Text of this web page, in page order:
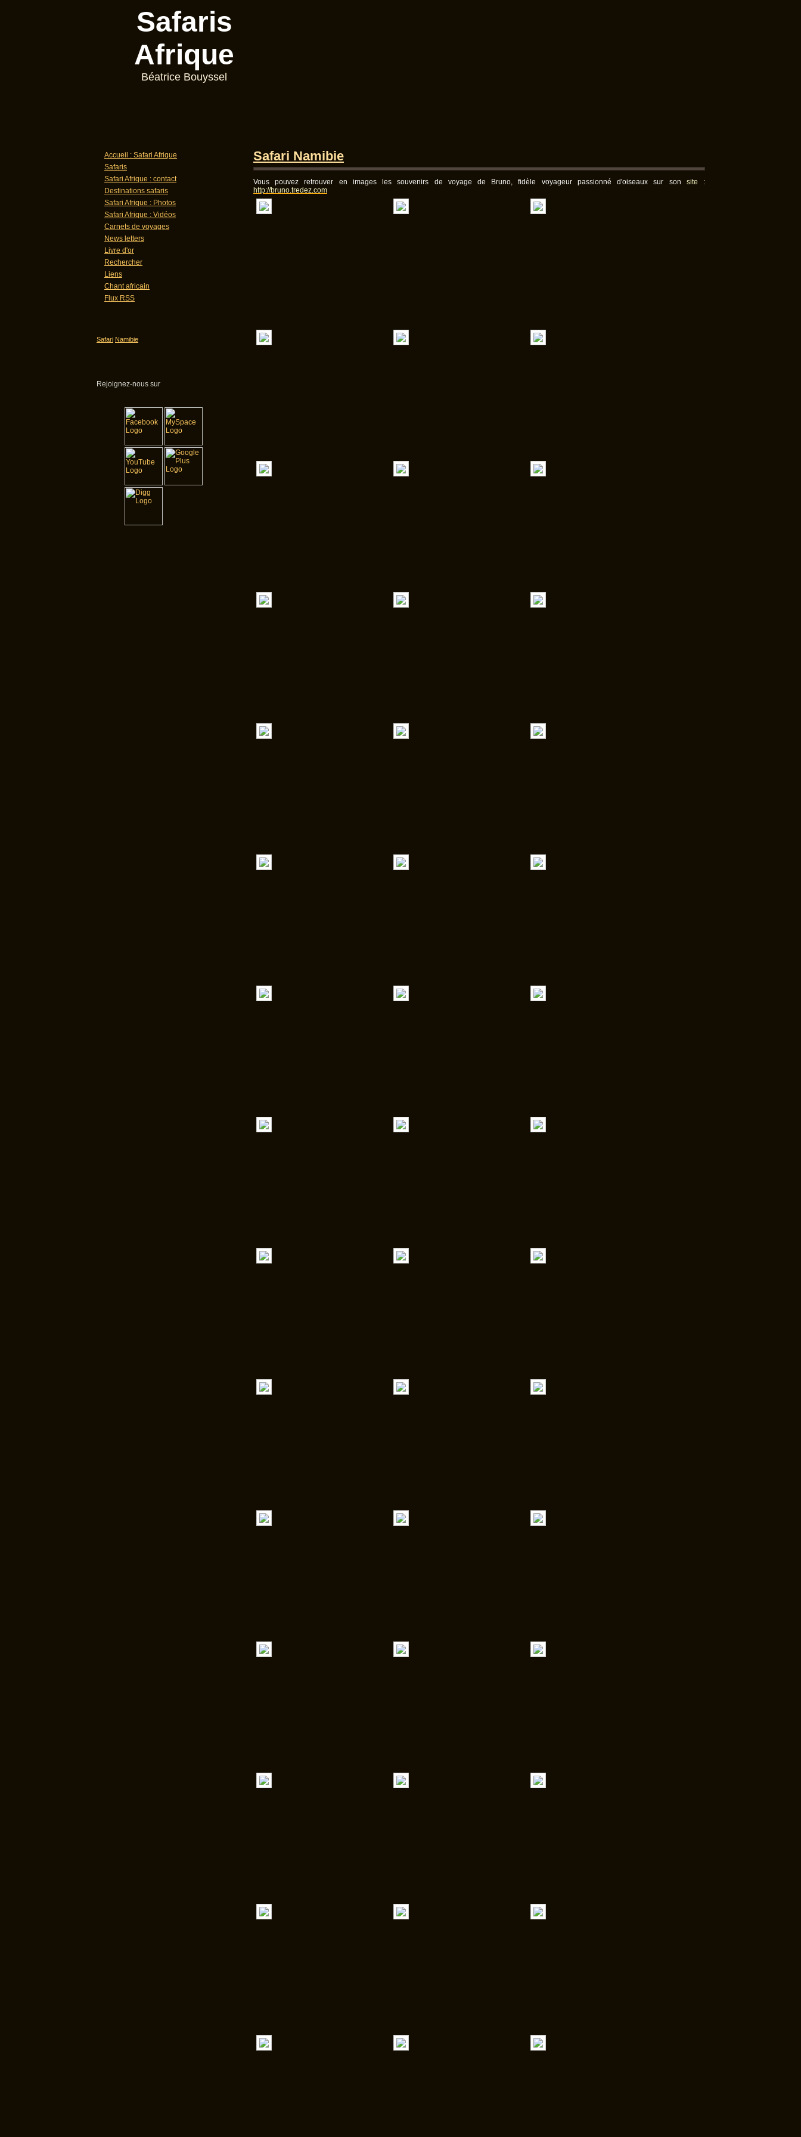
Safaris
Afrique
Béatrice Bouyssel
Accueil : Safari Afrique
Safaris
Safari Afrique : contact
Destinations safaris
Safari Afrique : Photos
Safari Afrique : Vidéos
Carnets de voyages
News letters
Livre d'or
Rechercher
Liens
Chant africain
Flux RSS
Safari Namibie
Rejoignez-nous sur
Safari Namibie
Vous pouvez retrouver en images les souvenirs de voyage de Bruno, fidèle voyageur passionné d'oiseaux sur son site :
http://bruno.tredez.com